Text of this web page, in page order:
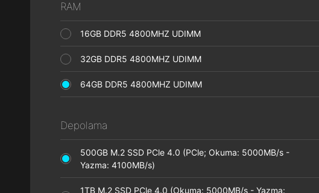
RAM
16GB DDR5 4800MHZ UDIMM
32GB DDR5 4800MHZ UDIMM
64GB DDR5 4800MHZ UDIMM
Depolama
500GB M.2 SSD PCle 4.0 (PCle; Okuma: 5000MB/s -
Yazma: 4100MB/s)
1TB M.2 SSD PCle 4.0 (Okuma: 5000MB/s - Yazma: